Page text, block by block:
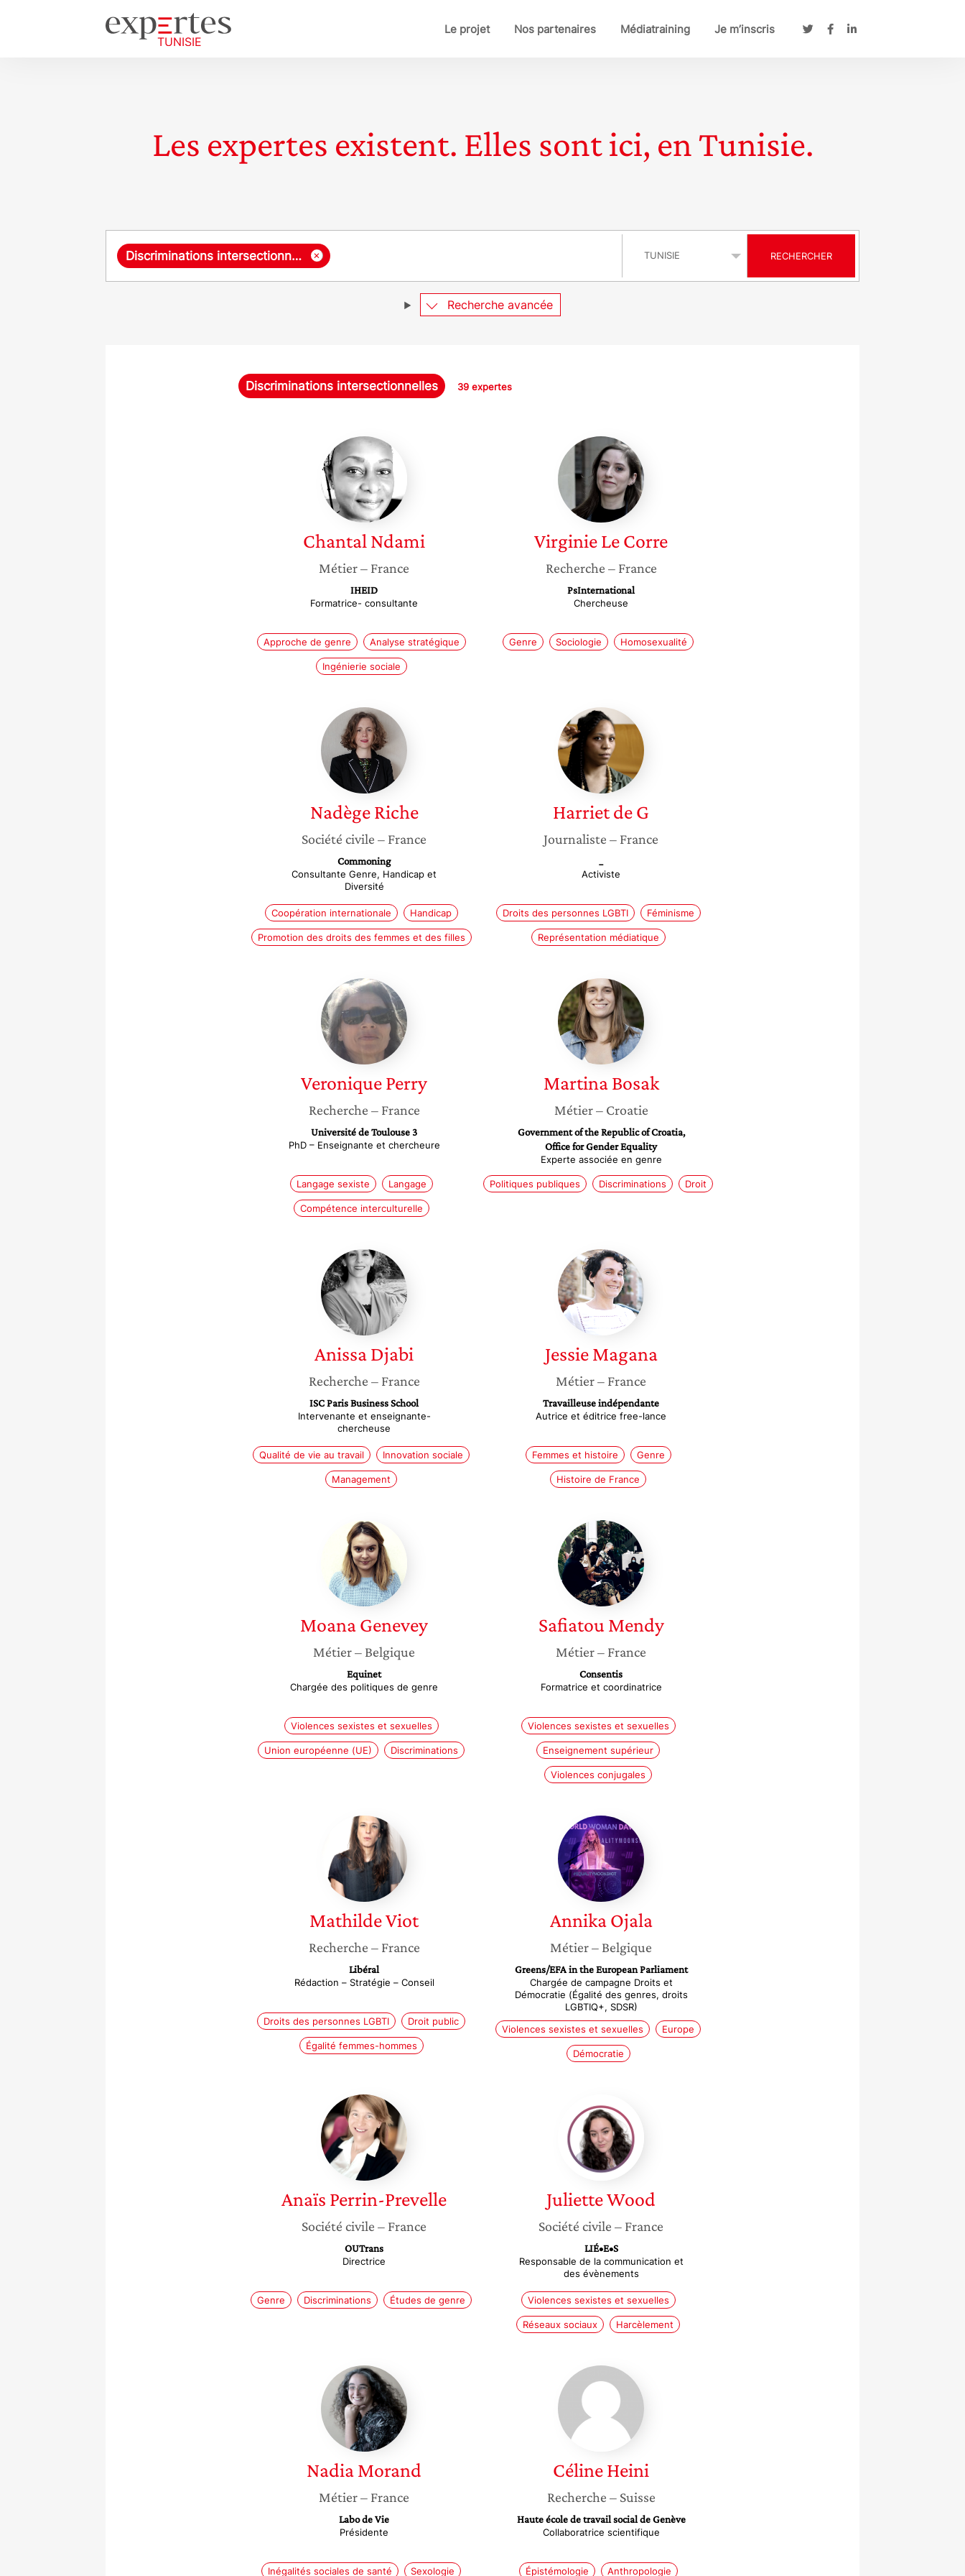
Le projet Nos partenaires Médiatraining Je m’inscris
Les expertes existent. Elles sont ici, en Tunisie.
Requête ×
Discriminations intersectionnelles RECHERCHER
Recherche avancée
Discriminations intersectionnelles 39 expertes
Chantal
Ndami
Chantal Ndami
Métier– France
IHEID
Formatrice- consultante
Approche de genre Analyse stratégique
Ingénierie sociale
Virginie
Le
Corre
VirginieLe Corre
Recherche – France
PsInternational
Chercheuse
Genre Sociologie Homosexualité
Nadège
Riche
Nadège Riche
Société civile – France
Commoning
Consultante Genre, Handicap et
Diversité
Coopération internationale Handicap
Promotion des droits des femmes et des filles
Harriet
de
G
Harrietde G
Journaliste – France
Activiste
Droits des personnes LGBTI Féminisme
Représentation médiatique
Veronique
Perry
VeroniquePerry
Recherche – France
Université de Toulouse 3
PhD – Enseignante et chercheure
Langage sexiste Langage
Compétence interculturelle
Martina
Bosak
Martina Bosak
Métier – Croatie
Government of the Republic of Croatia,
Office for Gender Equality
Experte associée en genre
Politiques publiques Discriminations Droit
Anissa
Djabi
AnissaDjabi
Recherche – France
ISC Paris Business School
Intervenante et enseignante-
chercheuse
Qualité de vie au travail Innovation sociale
Management
Jessie
Magana
Jessie Magana
Métier– France
Travailleuse indépendante
Autrice et éditrice free-lance
Femmes et histoire Genre
Histoire de France
Moana
Genevey
MoanaGenevey
Métier– Belgique
Equinet
Chargée des politiques de genre
Violences sexistes et sexuelles
Union européenne (UE) Discriminations
Safiatou
Mendy
Safiatou Mendy
Métier– France
Consentis
Formatrice et coordinatrice
Violences sexistes et sexuelles
Enseignement supérieur
Violences conjugales
Mathilde
Viot
MathildeViot
Recherche – France
Libéral
Rédaction – Stratégie – Conseil
Droits des personnes LGBTI Droit public
Égalité femmes-hommes
Annika
Ojala
Annika Ojala
Métier– Belgique
Greens/EFA in the European Parliament
Chargée de campagne Droits et
Démocratie (Égalité des genres, droits
LGBTIQ+, SDSR)
Violences sexistes et sexuelles
Europe
Démocratie
Anaïs
Perrin-
Prevelle
Anaïs Perrin-Prevelle
Société civile – France
OUTrans
Directrice
Genre Discriminations Études de genre
Wood
JulietteWood
Société civile – France
LIÉ•E•S
Responsable de la communication et
des évènements
Violences sexistes et sexuelles
Réseaux sociaux Harcèlement
Nadia
Morand
NadiaMorand
Métier– France
Labo de Vie
Présidente
Inégalités sociales de santé Sexologie
Céline
Heini
CélineHeini
Recherche – Suisse
Haute école de travail social de Genève
Collaboratrice scientifique
Épistémologie Anthropologie